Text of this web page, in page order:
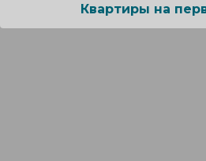
Квартиры на